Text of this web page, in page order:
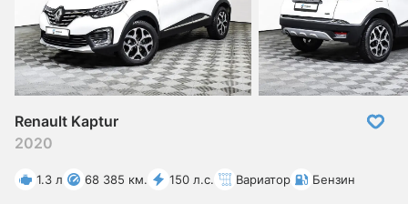
Renault Kaptur
2020
1.3 л 68 385 км. 150 л.с. Вариатор Бензин